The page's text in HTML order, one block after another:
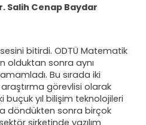
Salih Cenap Baydar
bitirdi. ODTÜ Matematik
olduktan sonra aynı
Bu sırada iki
görevlisi olarak
yıl bilişim teknolojileri
döndükten sonra birçok
şirketinde yazılım